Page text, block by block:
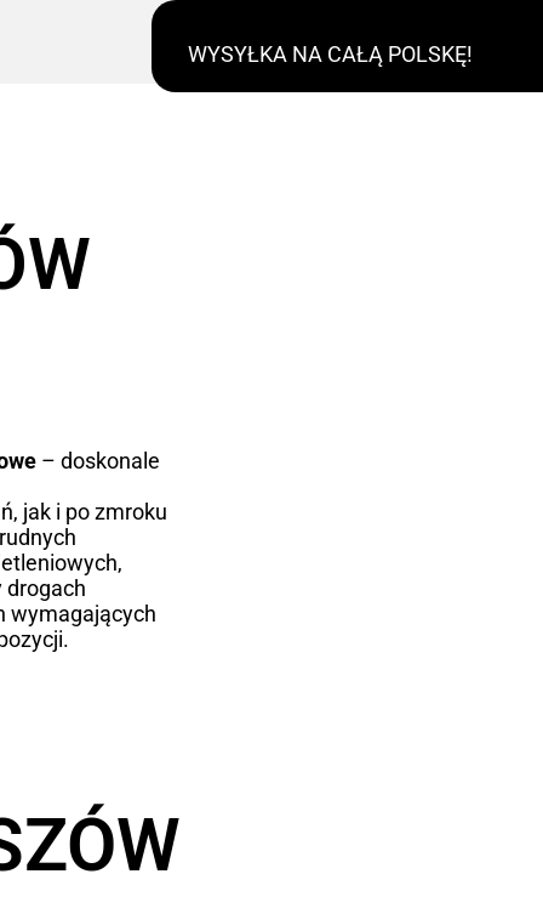
WYSYŁKA NA CAŁĄ POLSKĘ!
– doskonale
jak i po zmroku
drogach
wymagających